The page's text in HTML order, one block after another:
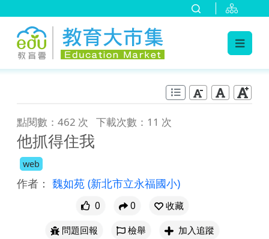
點閱數：462 次 下載次數：11 次
他抓得住我
web
作者： 魏如苑 (新北市立永福國小)
0 0
收藏
問題回報
檢舉 加入追蹤